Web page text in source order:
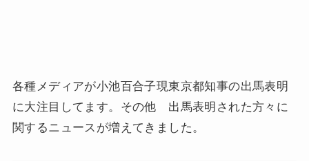
各種メディアが小池百合子現東京都知事の出馬表明
に大注目してます。その他 出馬表明された方々に
関するニュースが増えてきました。